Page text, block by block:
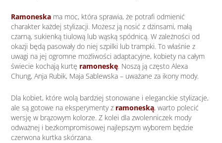
Ramoneska ma moc, która sprawia, że potrafi odmienić
charakter każdej stylizacji. Możesz ją nosić z dżinsami, małą
czarną, sukienką tiulową lub wąską spódnicą. W zależności od
okazji będą pasowały do niej szpilki lub trampki. To właśnie z
uwagi na jej ogromne możliwości adaptacyjne, kobiety na całym
świecie kochają kurtę ramoneskę. Noszą ją często Alexa
Chung, Anja Rubik, Maja Sablewska – uważane za ikony mody.
Dla kobiet, które wolą bardziej stonowane i eleganckie stylizacje,
ale są gotowe na eksperymenty z ramoneską, warto polecić
wersję w brązowym kolorze. Z kolei dla zwolenniczek mody
odważnej i bezkompromisowej najlepszym wyborem będzie
czerwona kurtka skórzana.